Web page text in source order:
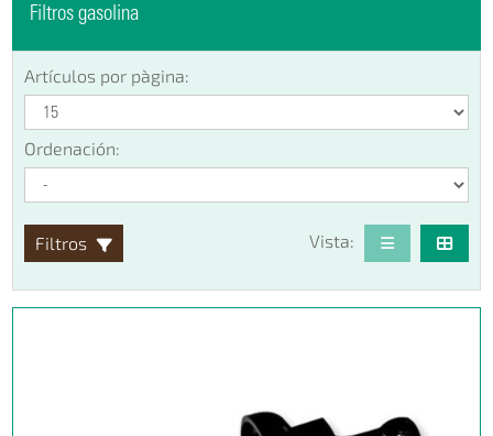
Filtros gasolina
Artículos por pàgina:
Ordenación:
Filtros Vista: